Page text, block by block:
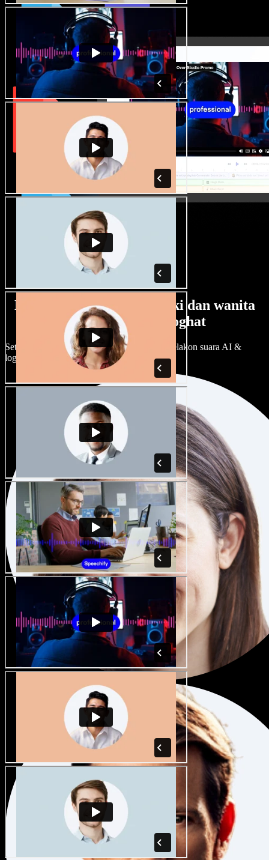
Banyak pilihan suara lelaki dan wanita
dengan pelbagai loghat
Setiap projek boleh jadi unik. Pilih ratusan pelakon suara AI &
loghat, laraskan ikut cita rasa anda.